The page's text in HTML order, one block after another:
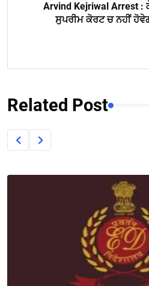
Arvind Kejriwal Arrest :
ਸੁਪਰੀਮ ਕੋਰਟ ਚ ਨਹੀਂ
Related Post